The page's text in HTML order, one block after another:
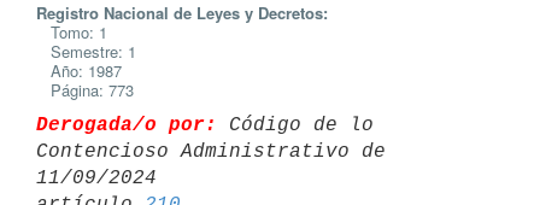
Registro Nacional de Leyes y Decretos:
Tomo: 1
Semestre: 1
Año: 1987
Página: 773
Derogada/o por:
Código de lo
Contencioso Administrativo de
11/09/2024